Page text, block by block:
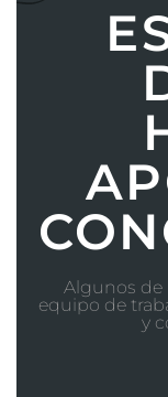
Algunos de
equipo de
y